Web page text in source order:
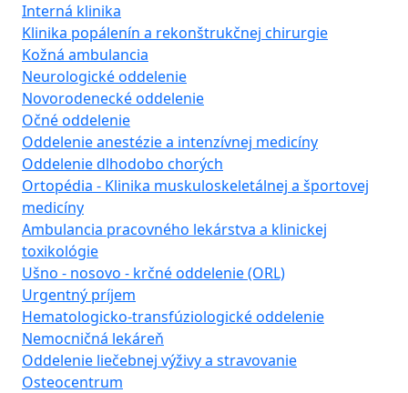
Interná klinika
Klinika popálenín a rekonštrukčnej chirurgie
Kožná ambulancia
Neurologické oddelenie
Novorodenecké oddelenie
Očné oddelenie
Oddelenie anestézie a intenzívnej medicíny
Oddelenie dlhodobo chorých
Ortopédia - Klinika muskuloskeletálnej a športovej
medicíny
Ambulancia pracovného lekárstva a klinickej
toxikológie
Ušno - nosovo - krčné oddelenie (ORL)
Urgentný príjem
Hematologicko-transfúziologické oddelenie
Nemocničná lekáreň
Oddelenie liečebnej výživy a stravovanie
Osteocentrum